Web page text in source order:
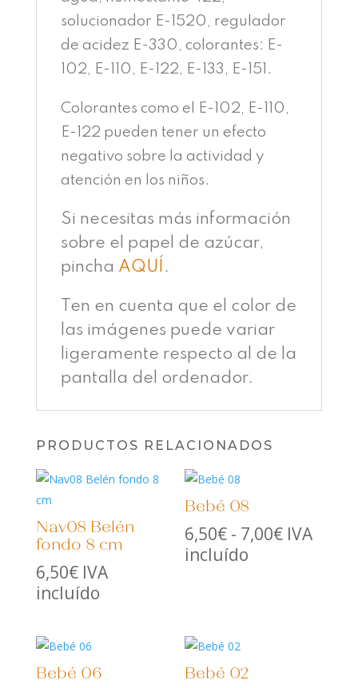
solucionador E-1520, regulador
de acidez E-330, colorantes: E-
102, E-110, E-122, E-133, E-151.
Colorantes como el E-102, E-110,
E-122 pueden tener un efecto
negativo sobre la actividad y
atención en los niños.
Si necesitas más información
sobre el papel de azúcar,
pincha AQUÍ .
Ten en cuenta que el color de
las imágenes puede variar
ligeramente respecto al de la
pantalla del ordenador.
PRODUCTOS RELACIONADOS
Nav08 Belén
fondo 8 cm
6,50€ IVA
incluído
Bebé 08
6,50€ - 7,00€Rango
IVA
incluído
Bebé 06 Bebé 02